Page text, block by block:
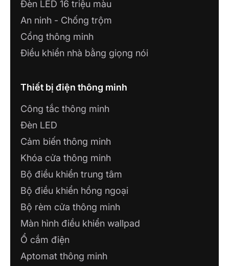
Đèn LED 16 triệu màu
An ninh - Chống trộm
Cổng thông minh
Điều khiển nhà bằng giọng nói
Thiết bị điện thông minh
Công tắc thông minh
Đèn LED
Cảm biến thông minh
Khóa cửa thông minh
Bộ điều khiển trung tâm
Bộ điều khiển hồng ngoại
Bộ rèm cửa thông minh
Màn hình điều khiển wallpad
Ổ cắm điện
Aptomat thông minh